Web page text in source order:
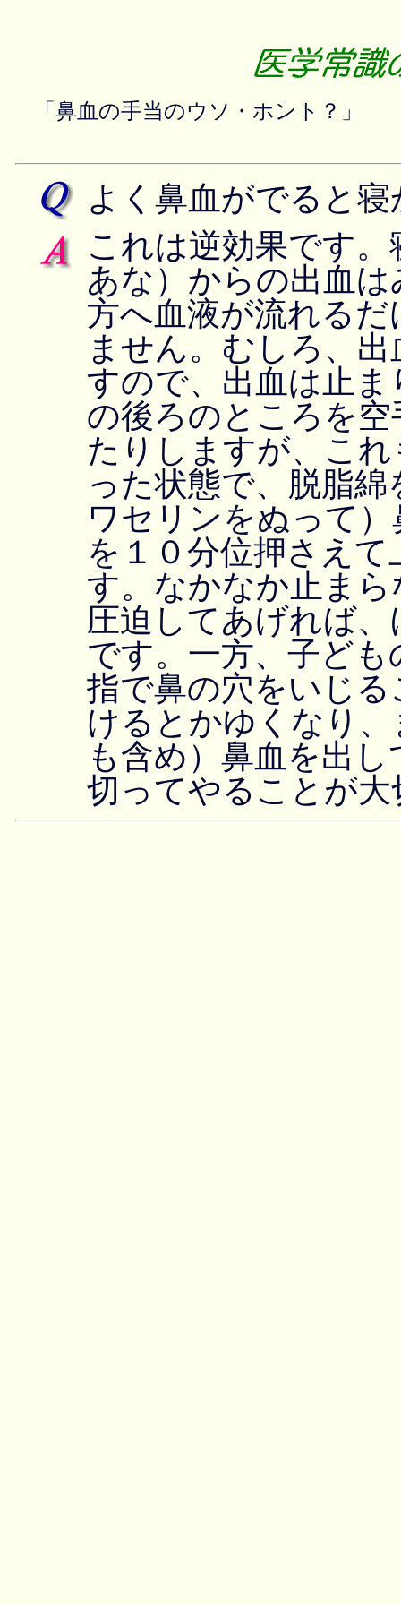
「鼻血の手当のウソ・ホント？」
よく鼻血がでると
これは逆効果です
あな）からの出血
方へ血液が流れる
ません。むしろ、
すので、出血は止
の後ろのところを
たりしますが、こ
った状態で、脱脂
ワセリンをぬって
を１０分位押さえ
す。なかなか止ま
圧迫してあげれば
です。一方、子ど
指で鼻の穴をいじ
けるとかゆくなり
も含め）鼻血を出
切ってやることが大